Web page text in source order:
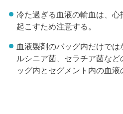
冷た過ぎる血液の輸血は、心
起こすため注意する。
血液製剤のバッグ内だけで
ルシニア菌、セラチア菌な
ッグ内とセグメント内の血